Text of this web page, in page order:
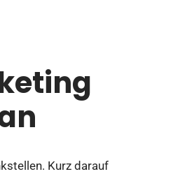
Kurz darauf